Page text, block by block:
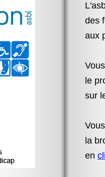
des
aux
le
sur
la
en